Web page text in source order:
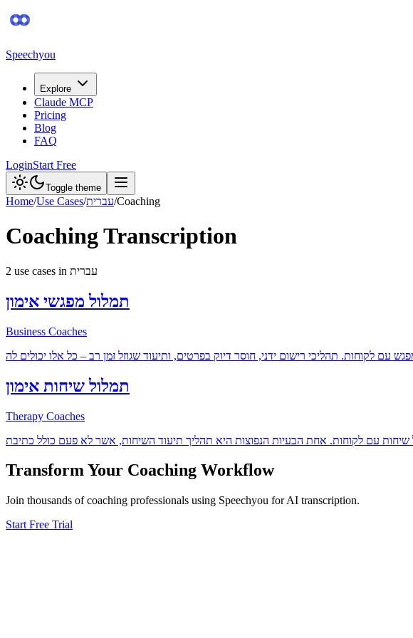
Speechyou
Explore
Claude MCP
Pricing
Blog
FAQ
LoginStart Free
Toggle theme
Home/Use Cases/עברית/Coaching
CoachingTranscription
2 use cases in עברית
תמלול מפגשי אימון
Business Coaches
לקוחות. תהליכי רישום ידני, חוסר דיוק בפרטים, ותיעוד שגוזל זמן רב – כל אלו יכולים לה
תמלול שיחות אימון
Therapy Coaches
Transform Your Coaching Workflow
Join thousands ofcoaching professionals using Speechyou for AI transcription.
Start Free Trial